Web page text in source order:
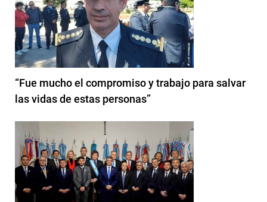
“Fue mucho el compromiso y trabajo para salvar
las vidas de estas personas”